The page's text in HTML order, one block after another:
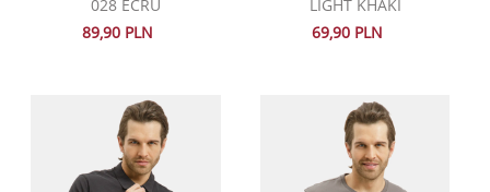
028 ECRU
89,90 PLN
LIGHT KHAKI
69,90 PLN